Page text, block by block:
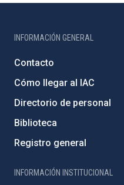
INFORMACIÓN GENERAL
Contacto
Cómo llegar al IAC
Directorio de personal
Biblioteca
Registro general
INFORMACIÓN INSTITUCIONAL